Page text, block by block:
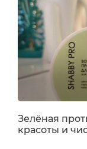
Зелёная
красоты и